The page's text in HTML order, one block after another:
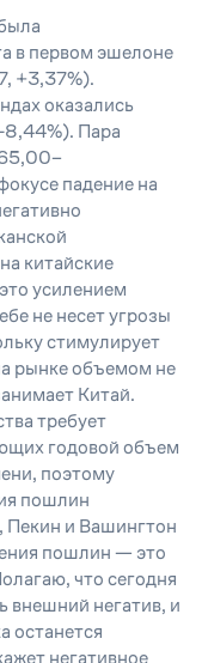
в первом эшелоне
+3,37%).
оказались
Пара
65,00–
падение на
китайские
усилением
не несет угрозы
стимулирует
рынке объемом не
Китай.
требует
годовой объем
поэтому
пошлин
Пекин и Вашингтон
пошлин — это
что сегодня
внешний негатив, и
останется
негативное